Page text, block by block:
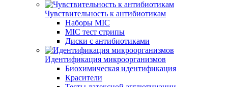
Чувствительность к антибиотикам
Наборы MIC
MIC тест стрипы
Диски с антибиотиками
Идентификация микроорганизмов
Биохимическая идентификация
Красители